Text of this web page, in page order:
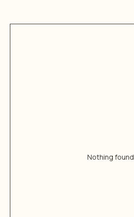
Nothing found